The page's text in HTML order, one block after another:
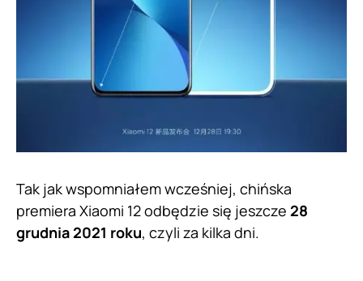
Tak jak wspomniałem wcześniej, chińska
premiera Xiaomi 12 odbędzie się jeszcze 28
grudnia 2021 roku, czyli za kilka dni.